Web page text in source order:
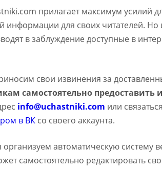
прилагает максимум усилий
информации для своих читателей. Но
в заблуждение доступные в
свои извинения за
самостоятельно
info@uchastniki.com или
в ВК со своего аккаунта.
автоматическую систему
самостоятельно редактировать